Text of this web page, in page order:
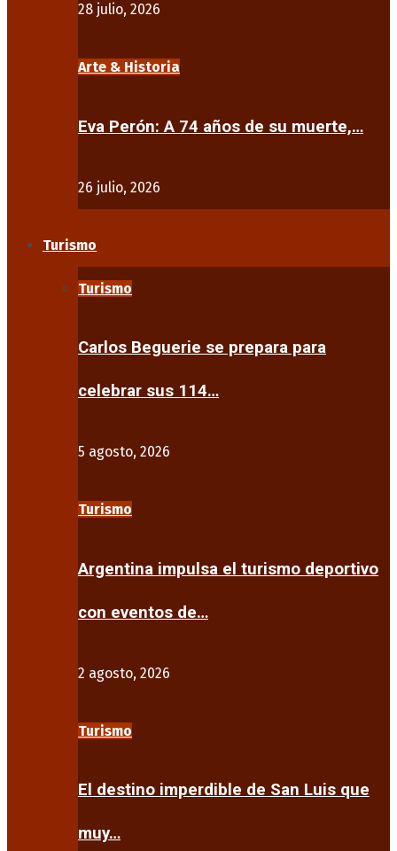
28 julio, 2026
Arte & Historia
Eva Perón: A 74 años de su muerte,…
26 julio, 2026
Turismo
Turismo
Carlos Beguerie se prepara para
celebrar sus 114…
5 agosto, 2026
Turismo
Argentina impulsa el turismo deportivo
con eventos de…
2 agosto, 2026
Turismo
El destino imperdible de San Luis que
muy…